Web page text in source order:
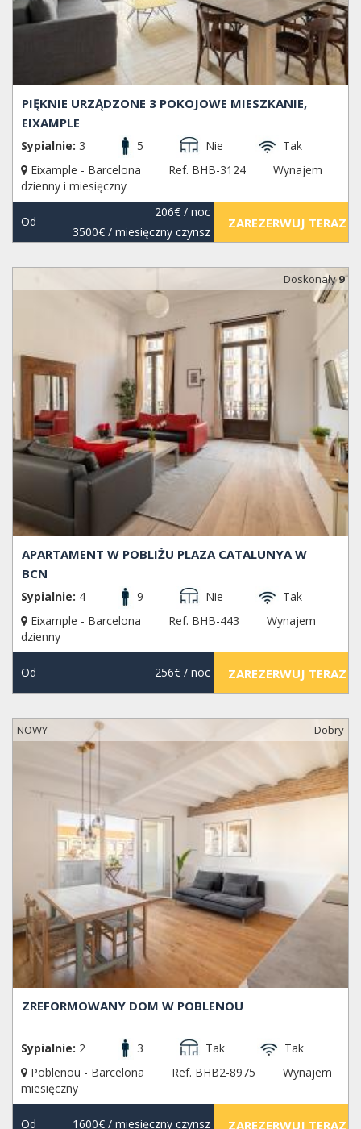
PIĘKNIE URZĄDZONE 3 POKOJOWE MIESZKANIE,
EIXAMPLE
Sypialnie: 3 5 Nie
Tak
Eixample - Barcelona
Ref. BHB-3124
Wynajem
dzienny i miesięczny
Od
206€/ noc
3500€/ miesięczny czynsz
ZAREZERWUJ TERAZ
Doskonały9
APARTAMENT W POBLIŻU PLAZA CATALUNYA W
BCN
Sypialnie: 4 9 Nie
Tak
Eixample - Barcelona
Ref. BHB-443
Wynajem
dzienny
Od 256€/ noc ZAREZERWUJ TERAZ
NOWY Dobry
ZREFORMOWANY DOM W POBLENOU
Sypialnie: 2 3 Tak
Tak
Poblenou - Barcelona
Ref. BHB2-8975
Wynajem
miesięczny
Od 1600€/ miesięczny czynsz ZAREZERWUJ TERAZ